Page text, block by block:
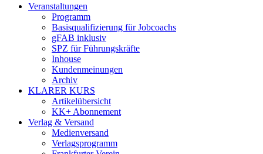
Veranstaltungen
Programm
Basisqualifizierung für Jobcoachs
gFAB inklusiv
SPZ für Führungskräfte
Inhouse
Kundenmeinungen
Archiv
KLARER KURS
Artikelübersicht
KK+ Abonnement
Verlag & Versand
Medienversand
Verlagsprogramm